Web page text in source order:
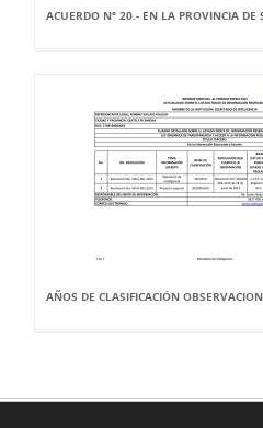
ACUERDO Nº 20.- EN LA PROVINCIA DE
AÑOS DE CLASIFICACIÓN